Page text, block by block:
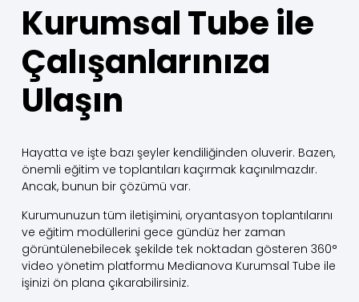
Kurumsal Tube ile
Çalışanlarınıza
Ulaşın
Hayatta ve işte bazı şeyler kendiliğinden oluverir. Bazen,
önemli eğitim ve toplantıları kaçırmak kaçınılmazdır.
Ancak, bunun bir çözümü var.
Kurumunuzun tüm iletişimini, oryantasyon toplantılarını
ve eğitim modüllerini gece gündüz her zaman
görüntülenebilecek şekilde tek noktadan gösteren 360°
video yönetim platformu Medianova Kurumsal Tube ile
işinizi ön plana çıkarabilirsiniz.